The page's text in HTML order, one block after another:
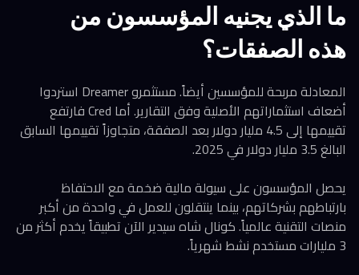
ما الذي يجنيه المؤسسون من
هذه الصفقات؟
المعادلة مربحة للمؤسسين أيضاً. مستثمرو Dreamer استردوا
أضعاف استثماراتهم الأصلية وفق التقارير. أما Cred فارتفع
تقييمها إلى 4.5 مليار دولار بعد الصفقة، متجاوزاً تقييمها السابق
البالغ 3.5 مليار دولار في 2025.
يحصل المؤسسون على سيولة مالية ضخمة مع الاحتفاظ
بارتباطهم بشركاتهم، بينما ينتقلون للعمل في واحدة من أكبر
منصات التقنية عالمياً. كونال شاه سيدير الآن تطبيقاً يخدم أكثر من
3 مليارات مستخدم نشط شهرياً.